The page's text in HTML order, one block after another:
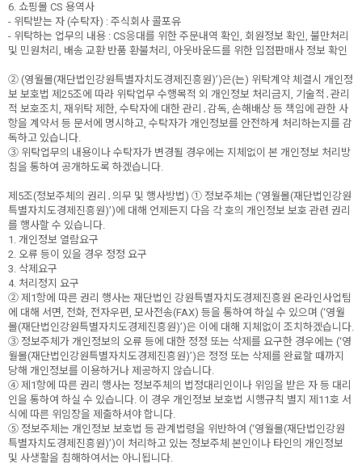
6. 쇼핑몰 CS 용역사
- 위탁받는 자 (수탁자) : 주식회사 콜포유
- 위탁하는 업무의 내용 : CS응대를 위한 주문내역 확인, 회원정보 확인, 불만처리
및 민원처리, 배송 교환 반품 환불처리, 아웃바운드를 위한 입점판매사 정보 확인
② (영월몰(재단법인강원특별자치도경제진흥원)’)은(는) 위탁계약 체결시 개인정
보 보호법 제25조에 따라 위탁업무 수행목적 외 개인정보 처리금지, 기술적․관리
적 보호조치, 재위탁 제한, 수탁자에 대한 관리․감독, 손해배상 등 책임에 관한 사
항을 계약서 등 문서에 명시하고, 수탁자가 개인정보를 안전하게 처리하는지를 감
독하고 있습니다.
③ 위탁업무의 내용이나 수탁자가 변경될 경우에는 지체없이 본 개인정보 처리방
침을 통하여 공개하도록 하겠습니다.
제5조(정보주체의 권리․의무 및 행사방법) ① 정보주체는 (‘영월몰(재단법인강원
특별자치도경제진흥원)’)에 대해 언제든지 다음 각 호의 개인정보 보호 관련 권리
를 행사할 수 있습니다.
1. 개인정보 열람요구
2. 오류 등이 있을 경우 정정 요구
3. 삭제요구
4. 처리정지 요구
② 제1항에 따른 권리 행사는 재단법인 강원특별자치도경제진흥원 온라인사업팀
에 대해 서면, 전화, 전자우편, 모사전송(FAX) 등을 통하여 하실 수 있으며 (‘영월
몰(재단법인강원특별자치도경제진흥원)’)은 이에 대해 지체없이 조치하겠습니다.
③ 정보주체가 개인정보의 오류 등에 대한 정정 또는 삭제를 요구한 경우에는 (‘영
월몰(재단법인강원특별자치도경제진흥원)’)은 정정 또는 삭제를 완료할 때까지
당해 개인정보를 이용하거나 제공하지 않습니다.
④ 제1항에 따른 권리 행사는 정보주체의 법정대리인이나 위임을 받은 자 등 대리
인을 통하여 하실 수 있습니다. 이 경우 개인정보 보호법 시행규칙 별지 제11호 서
식에 따른 위임장을 제출하셔야 합니다.
⑤ 정보주체는 개인정보 보호법 등 관계법령을 위반하여 (‘영월몰(재단법인강원
특별자치도경제진흥원)’)이 처리하고 있는 정보주체 본인이나 타인의 개인정보
및 사생활을 침해하여서는 아니됩니다.